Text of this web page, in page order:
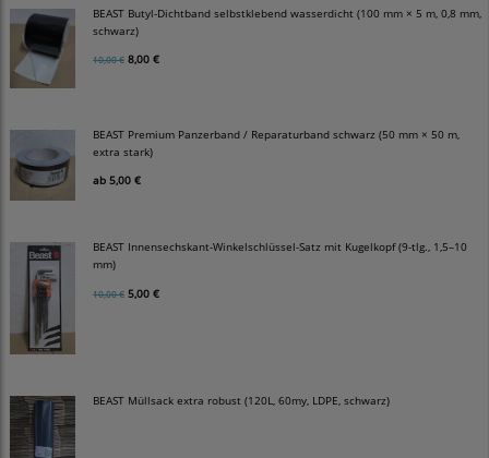
BEAST Butyl-Dichtband selbstklebend wasserdicht (100 mm × 5 m, 0,8 mm,
schwarz)
10,00 € 8,00 €
BEAST Premium Panzerband / Reparaturband schwarz (50 mm × 50 m,
extra stark)
ab 5,00 €
BEAST Innensechskant-Winkelschlüssel-Satz mit Kugelkopf (9-tlg., 1,5–10
mm)
10,00 € 5,00 €
BEAST Müllsack extra robust (120L, 60my, LDPE, schwarz)